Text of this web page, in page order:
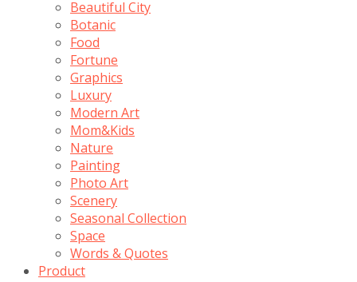
Beautiful City
Botanic
Food
Fortune
Graphics
Luxury
Modern Art
Mom&Kids
Nature
Painting
Photo Art
Scenery
Seasonal Collection
Space
Words & Quotes
Product